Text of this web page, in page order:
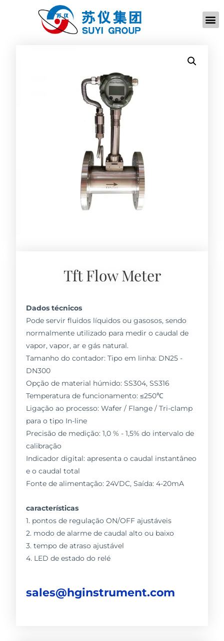
Tft Flow Meter
Dados técnicos
Pode servir fluidos líquidos ou gasosos, sendo
normalmente utilizado para medir o caudal de
vapor, vapor, ar e gás natural.
Tamanho do contador: Tipo em linha: DN25 -
DN300
Opção de material húmido: SS304, SS316
Temperatura de funcionamento: ≤250℃
Ligação ao processo: Wafer / Flange / Tri-clamp
para o tipo In-line
Precisão de medição: 1,0 % - 1,5% do intervalo de
calibração
Indicador digital: apresenta o caudal instantâneo
e o caudal total
Fonte de alimentação: 24VDC, Saída: 4-20mA
características
1. pontos de regulação ON/OFF ajustáveis
2. modo de alarme de caudal alto ou baixo
3. tempo de atraso ajustável
4. LED de estado do relé
sales@hginstrument.com